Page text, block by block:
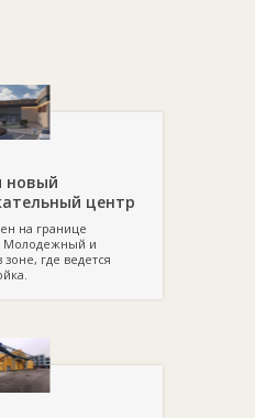
выдается гарантия.
новый
центр
на границе
Молодежный и
где ведется